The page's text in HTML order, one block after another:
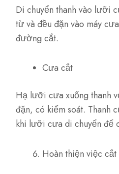
Di chuyển thanh vào lưỡi
từ và đều đặn vào máy
đường cắt.
Cưa cắt
Hạ lưỡi cưa xuống thanh
đặn, có kiểm soát. Thanh
khi lưỡi cưa di chuyển để
Hoàn thiện việc cắt